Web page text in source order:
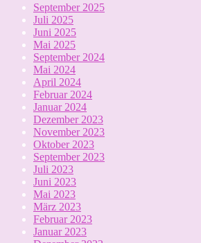
September 2025
Juli 2025
Juni 2025
Mai 2025
September 2024
Mai 2024
April 2024
Februar 2024
Januar 2024
Dezember 2023
November 2023
Oktober 2023
September 2023
Juli 2023
Juni 2023
Mai 2023
März 2023
Februar 2023
Januar 2023